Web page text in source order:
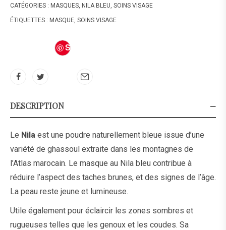
CATÉGORIES : MASQUES, NILA BLEU, SOINS VISAGE
ÉTIQUETTES : MASQUE, SOINS VISAGE
S
DESCRIPTION
Le Nila est une poudre naturellement bleue issue d’une
variété de ghassoul extraite dans les montagnes de
l’Atlas marocain. Le masque au Nila bleu contribue à
réduire l’aspect des taches brunes, et des signes de l’âge.
La peau reste jeune et lumineuse.
Utile également pour éclaircir les zones sombres et
rugueuses telles que les genoux et les coudes. Sa